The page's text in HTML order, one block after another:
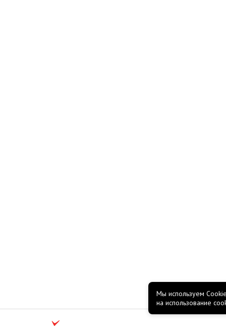
Мы используем
на использование